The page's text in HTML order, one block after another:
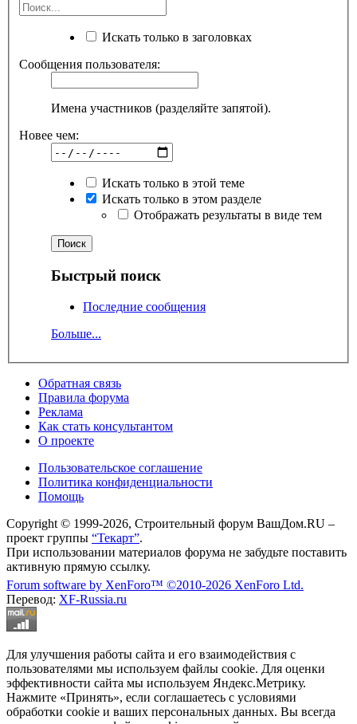
Искать только в заголовках
Сообщения пользователя:
Имена участников (разделяйте запятой).
Новее чем:
Искать только в этой теме
Искать только в этом разделе
Отображать результаты в виде тем
Быстрый поиск
Последние сообщения
Больше...
Обратная связь
Правила форума
Реклама
Как стать консультантом
О проекте
Пользовательское соглашение
Политика конфиденциальности
Помощь
Copyright © 1999-2026, Строительный форум ВашДом.RU –
проект группы “Текарт”.
При использовании материалов форума не забудьте поставить
активную прямую ссылку.
Forum software by XenForo™ ©2010-2026 XenForo Ltd.
Перевод: XF-Russia.ru
Для улучшения работы сайта и его взаимодействия с
пользователями мы используем файлы cookie. Для оценки
эффективности сайта мы используем Яндекс.Метрику.
Нажмите «Принять», если соглашаетесь с условиями
обработки cookie и ваших персональных данных. Вы всегда